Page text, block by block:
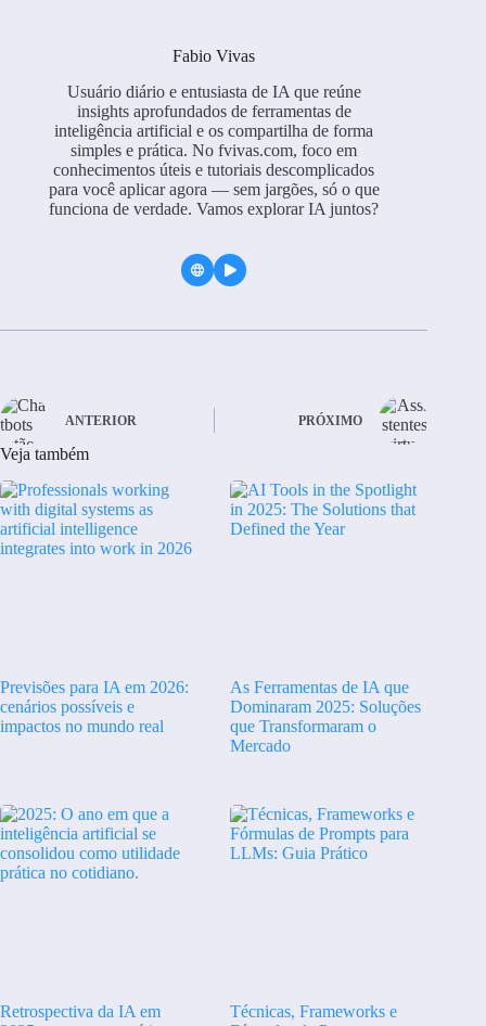
Fabio Vivas
Usuário diário e entusiasta de IA que reúne
insights aprofundados de ferramentas de
inteligência artificial e os compartilha de forma
simples e prática. No fvivas.com, foco em
conhecimentos úteis e tutoriais descomplicados
para você aplicar agora — sem jargões, só o que
funciona de verdade. Vamos explorar IA juntos?
ANTERIOR PRÓXIMO
Veja também
Previsões para IA em 2026:
cenários possíveis e
impactos no mundo real
As Ferramentas de IA que
Dominaram 2025: Soluções
que Transformaram o
Mercado
Retrospectiva da IA em
Técnicas, Frameworks e